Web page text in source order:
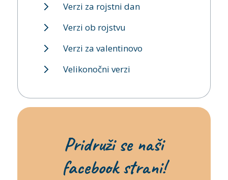
Verzi za rojstni dan
Verzi ob rojstvu
Verzi za valentinovo
Velikonočni verzi
Pridruži se naši
facebook strani!